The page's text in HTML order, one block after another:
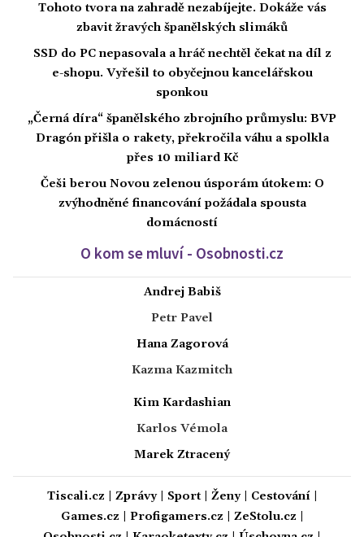
Tohoto tvora na zahradě nezabíjejte. Dokáže vás
zbavit žravých španělských slimáků
SSD do PC nepasovala a hráč nechtěl čekat na díl z
e-shopu. Vyřešil to obyčejnou kancelářskou
sponkou
„Černá díra“ španělského zbrojního průmyslu: BVP
Dragón přišla o rakety, překročila váhu a spolkla
přes 10 miliard Kč
Češi berou Novou zelenou úsporám útokem: O
zvýhodněné financování požádala spousta
domácností
O kom se mluví - Osobnosti.cz
Andrej Babiš
Petr Pavel
Hana Zagorová
Kazma Kazmitch
Kim Kardashian
Karlos Vémola
Marek Ztracený
Tiscali.cz Zprávy| Sport| Ženy| Cestování|
Games.cz
Profigamers.cz ZeStolu.cz